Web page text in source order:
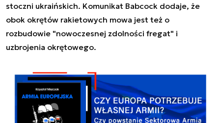
stoczni ukraińskich. Komunikat Babcock dodaje, że
obok okrętów rakietowych mowa jest też o
rozbudowie "nowoczesnej zdolności fregat" i
uzbrojenia okrętowego.